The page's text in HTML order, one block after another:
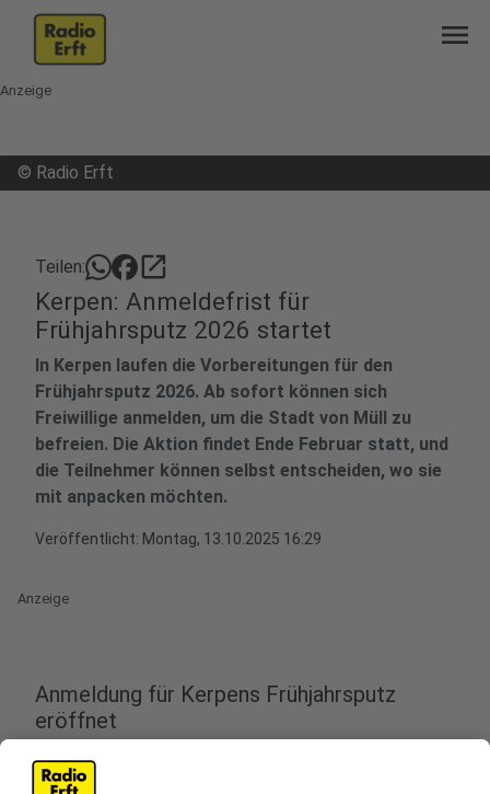
menu
Anzeige
© Radio Erft
Teilen: open_in_new
Kerpen: Anmeldefrist für
Frühjahrsputz 2026 startet
In Kerpen laufen die Vorbereitungen für den
Frühjahrsputz 2026. Ab sofort können sich
Freiwillige anmelden, um die Stadt von Müll zu
befreien. Die Aktion findet Ende Februar statt, und
die Teilnehmer können selbst entscheiden, wo sie
mit anpacken möchten.
Veröffentlicht: Montag, 13.10.2025 16:29
Anzeige
Anmeldung für Kerpens Frühjahrsputz
eröffnet
Anzeige